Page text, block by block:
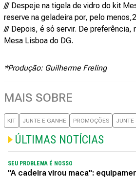
/// Despeje na tigela de vidro do kit
reserve na geladeira por, pelo
/// Depois, é só servir. De preferência,
Mesa Lisboa do DG.
*Produção: Guilherme Freling
MAIS SOBRE
KIT JUNTE E GANHE PROMOÇÕES JUNTE
ÚLTIMAS NOTÍCIAS
SEU PROBLEMA É NOSSO
"A cadeira virou maca":